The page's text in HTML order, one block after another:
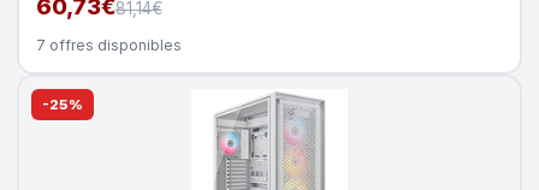
60,73€81,14€
7 offres disponibles
-25%